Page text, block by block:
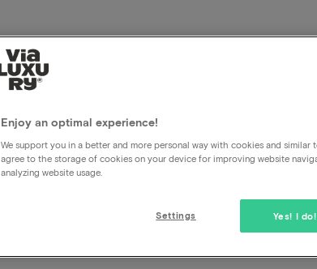
Enjoy an optimal experience!
We support you in a better and more personal way with cookies and similar
agree to the storage of cookies on your device for improving website
analyzing website usage.
Yes! I do!
Settings